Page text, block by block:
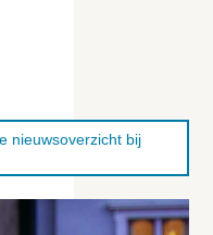
nieuwsoverzicht bij